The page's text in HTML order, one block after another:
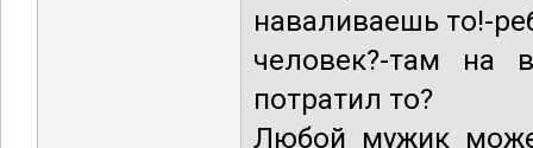
наваливаешь то!-
человек?-там на
потратил то?
Любой мужик